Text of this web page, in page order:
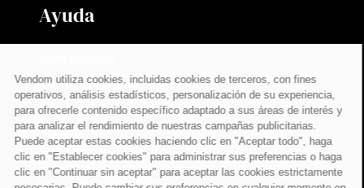
Ayuda
Nuestras tarifas
Preguntas frecuentes
Prensa
español (es)